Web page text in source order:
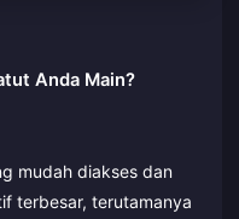
Anda Main?
mudah diakses dan
terbesar, terutamanya